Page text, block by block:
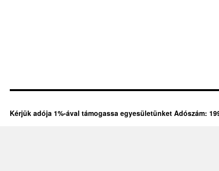
Kérjük adója 1%-ával támogassa egyesületünket Adószám: